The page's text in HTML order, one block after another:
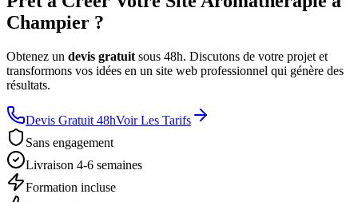
Champier ?
Obtenez un devis gratuit sous 48h. Discutons de votre projet et
transformons vos idées en un site web professionnel qui génère des
résultats.
Devis Gratuit 48hVoir Les Tarifs
Sans engagement
Livraison 4-6 semaines
Formation incluse